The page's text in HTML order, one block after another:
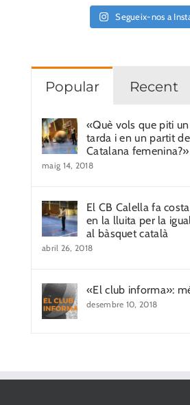
Segueix-nos a
Popular Recent
«Què vols que piti
tarda i en un partit
Catalana femenina?»
maig 14, 2018
El CB Calella fa
en la lluita per la
al bàsquet català
abril 26, 2018
«El club informa»:
desembre 10, 2018